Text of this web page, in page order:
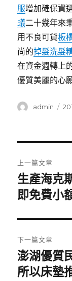
服增加確保資
蟻二十幾年來
用不良可貸板
尚的掉髮洗髮
在資金週轉上
優質美麗的心
作
admin
發
章
導
覽
上一篇文章
上
一
文
章:
生產海克
即免費小
下一篇文章
下
一
澎湖優質
所以床墊